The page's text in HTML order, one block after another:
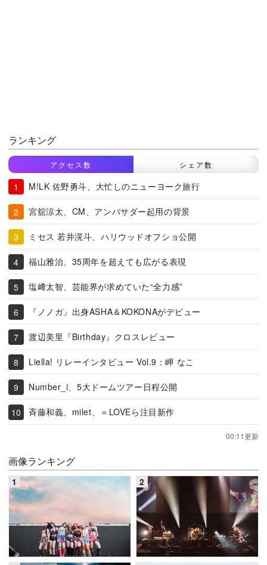
ランキング
アクセス数 シェア数
M!LK 佐野勇斗、大忙しのニューヨーク旅行
宮舘涼太、CM、アンバサダー起用の背景
ミセス 若井滉斗、ハリウッドオフショ公開
福山雅治、35周年を超えても広がる表現
塩﨑太智、芸能界が求めていた“全力感”
『ノノガ』出身ASHA＆KOKONAがデビュー
渡辺美里『Birthday』クロスレビュー
Liella! リレーインタビュー Vol.9：岬 なこ
Number_i、5大ドームツアー日程公開
斉藤和義、milet、＝LOVEら注目新作
00:11更新
画像ランキング